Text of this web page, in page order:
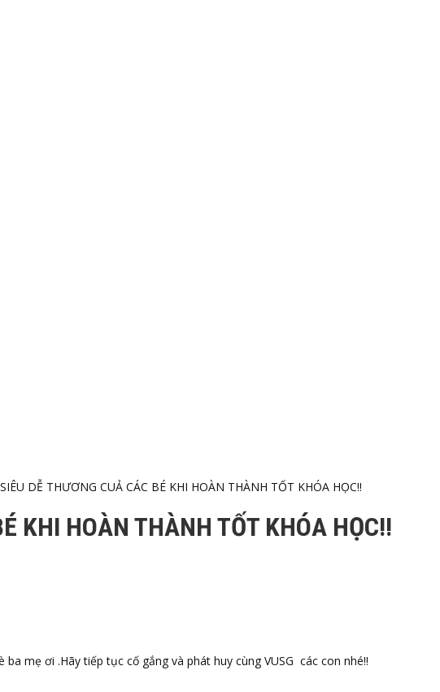
DỄ THƯƠNG CUẢ CÁC BÉ KHI HOÀN THÀNH TỐT KHÓA HỌC!!
KHI HOÀN THÀNH TỐT KHÓA HỌC!!
mẹ ơi .Hãy tiếp tục cố gắng và phát huy cùng VUSG các con nhé!!